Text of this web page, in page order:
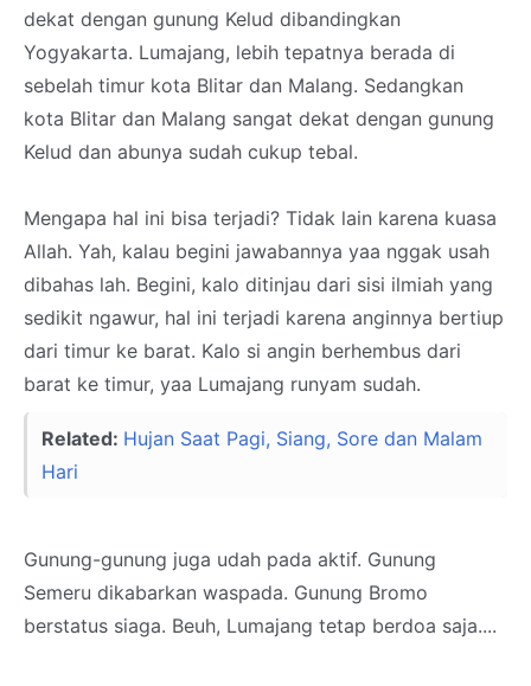
dekat dengan gunung Kelud dibandingkan
Yogyakarta. Lumajang, lebih tepatnya berada di
sebelah timur kota Blitar dan Malang. Sedangkan
kota Blitar dan Malang sangat dekat dengan gunung
Kelud dan abunya sudah cukup tebal.
Mengapa hal ini bisa terjadi? Tidak lain karena kuasa
Allah. Yah, kalau begini jawabannya yaa nggak usah
dibahas lah. Begini, kalo ditinjau dari sisi ilmiah yang
sedikit ngawur, hal ini terjadi karena anginnya bertiup
dari timur ke barat. Kalo si angin berhembus dari
barat ke timur, yaa Lumajang runyam sudah.
Related: Hujan Saat Pagi, Siang, Sore dan Malam
Hari
Gunung-gunung juga udah pada aktif. Gunung
Semeru dikabarkan waspada. Gunung Bromo
berstatus siaga. Beuh, Lumajang tetap berdoa saja....